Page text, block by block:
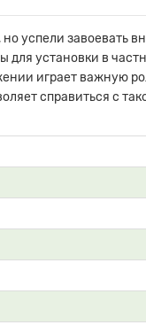
успели завоевать
для установки в
играет важную
справиться с